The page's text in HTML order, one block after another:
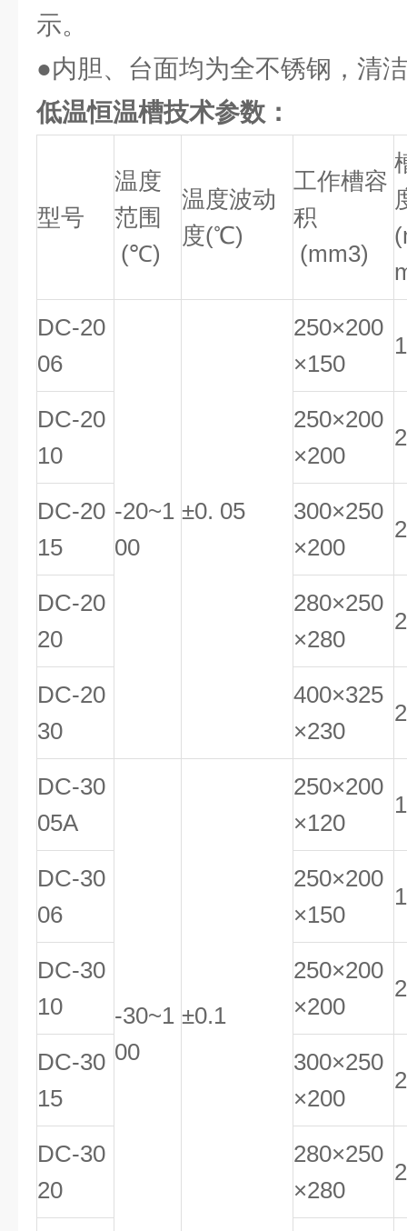
示。
●内胆、台面均为全不锈钢，清
低温恒温槽技术参数：
型号
温度
范围
(℃)
温度波动
度(℃)
工作槽容
积
(mm3)
DC-20
06
-20~1
00
±0. 05
250×200
×150
DC-20
10
250×200
×200
DC-20
15
300×250
×200
DC-20
20
280×250
×280
DC-20
30
400×325
×230
DC-30
05A
-30~1
00
±0.1
250×200
×120
DC-30
06
250×200
×150
DC-30
10
250×200
×200
DC-30
15
300×250
×200
DC-30
20
280×250
×280